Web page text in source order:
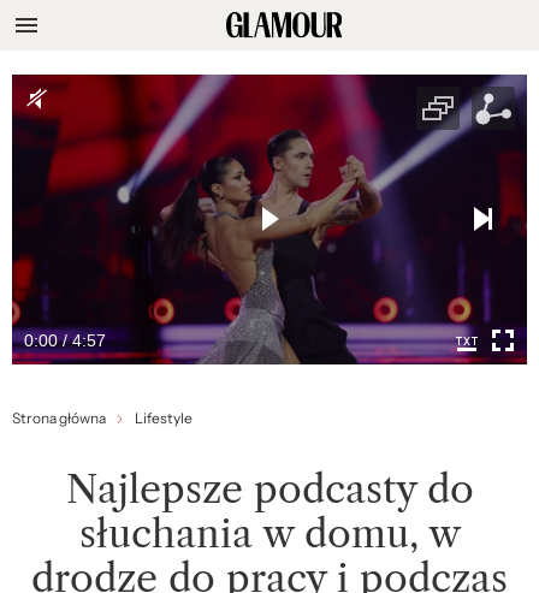
0:00 / 4:57
Strona główna Lifestyle
Najlepsze podcasty do
słuchania w domu, w
drodze do pracy i podczas